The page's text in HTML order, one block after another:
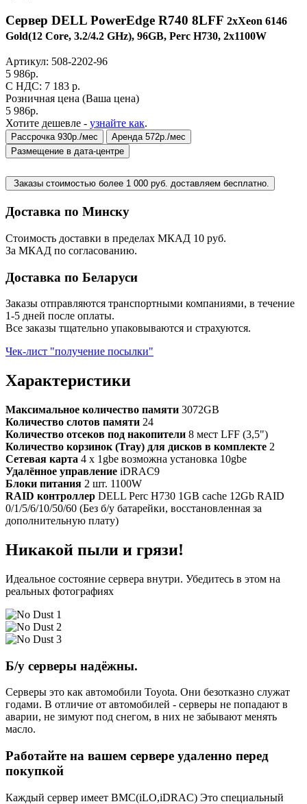
Сервер DELL PowerEdge R740 8LFF 2xXeon 6146
Gold(12 Core, 3.2/4.2 GHz), 96GB, Perc H730, 2x1100W
Артикул: 508-2202-96
5 986р.
C НДС: 7 183 р.
Розничная цена (Ваша цена)
5 986р.
Хотите дешевле - узнайте как.
Рассрочка 930р./мес
Аренда 572р./мес
Размещение в дата-центре
Заказы стоимостью более 1 000 руб. доставляем бесплатно.
Доставка по Минску
Стоимость доставки в пределах МКАД 10 руб.
За МКАД по согласованию.
Доставка по Беларуси
Заказы отправляются транспортными компаниями, в течение
1-5 дней после оплаты.
Все заказы тщательно упаковываются и страхуются.
Чек-лист "получение посылки"
Характеристики
Максимальное количество памяти 3072GB
Количество слотов памяти 24
Количество отсеков под накопители 8 мест LFF (3,5")
Количество корзинок (Tray) для дисков в комплекте 2
Сетевая карта 4 x 1gbe возможна установка 10gbe
Удалённое управление iDRAC9
Блоки питания 2 шт. 1100W
RAID контроллер DELL Perc H730 1GB cache 12Gb RAID
0/1/5/6/10/50/60 (Без б/у батарейки, восстановленная за
дополнительную плату)
Никакой пыли и грязи!
Идеальное состояние сервера внутри. Убедитесь в этом на
реальных фотографиях
Б/у серверы надёжны.
Серверы это как автомобили Toyota. Они безотказно служат
годами. В отличие от автомобилей - серверы не попадают в
аварии, не зимуют под снегом, в них не забывают менять
масло.
Работайте на вашем сервере удаленно перед
покупкой
Каждый сервер имеет BMC(iLO,iDRAC) Это специальный